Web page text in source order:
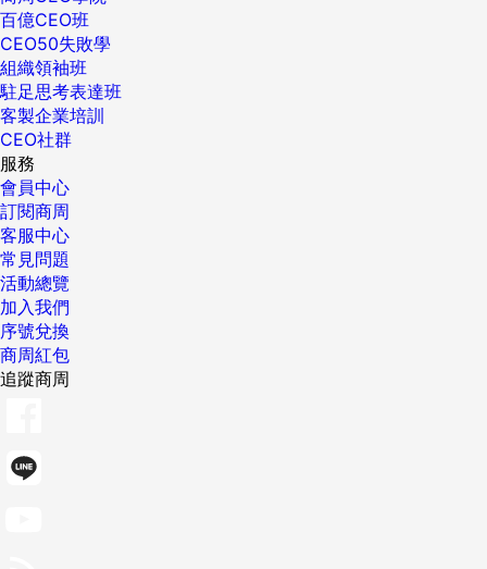
百億CEO班
CEO50失敗學
組織領袖班
駐足思考表達班
客製企業培訓
CEO社群
服務
會員中心
訂閱商周
客服中心
常見問題
活動總覽
加入我們
序號兌換
商周紅包
追蹤商周